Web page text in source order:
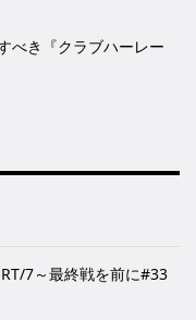
き『クラブハーレー
7～最終戦を前に#33